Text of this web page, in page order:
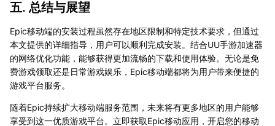
五. 总结与展望
Epic移动端的安装过程虽然存在地区限制和特定技术要求，但通过
本文提供的详细指导，用户可以顺利完成安装。结合UU手游加速器
的网络优化功能，能够获得更加流畅的下载和使用体验。无论是免
费游戏领取还是日常游戏娱乐，Epic移动端都将为用户带来便捷的
游戏平台服务。
随着Epic持续扩大移动端服务范围，未来将有更多地区的用户能够
享受到这一优质游戏平台。立即获取Epic移动应用，开启您的移动